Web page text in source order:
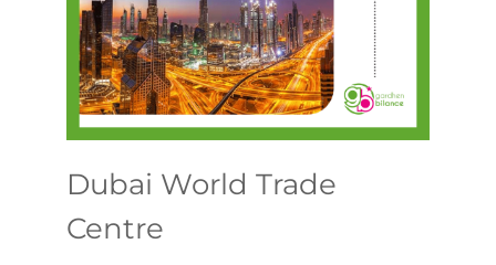
Dubai World Trade
Centre